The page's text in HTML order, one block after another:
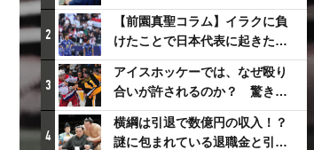
優勝を巡るさまざまなドラマ
2
【前園真聖コラム】イラクに負
けたことで日本代表に起きたプ
ラスとは
3
アイスホッケーでは、なぜ殴り
合いが許されるのか？ 驚きの
「ファイティング」ルールにつ
いて
4
横綱は引退で数億円の収入！？
謎に包まれている退職金と引退